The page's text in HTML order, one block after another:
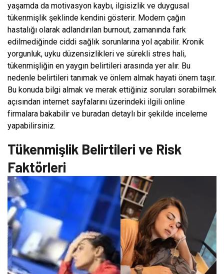
yaşamda da motivasyon kaybı, ilgisizlik ve duygusal
tükenmişlik şeklinde kendini gösterir. Modern çağın
hastalığı olarak adlandırılan burnout, zamanında fark
edilmediğinde ciddi sağlık sorunlarına yol açabilir. Kronik
yorgunluk, uyku düzensizlikleri ve sürekli stres hali,
tükenmişliğin en yaygın belirtileri arasında yer alır. Bu
nedenle belirtileri tanımak ve önlem almak hayati önem taşır.
Bu konuda bilgi almak ve merak ettiğiniz soruları sorabilmek
açısından internet sayfalarını üzerindeki ilgili online
firmalara bakabilir ve buradan detaylı bir şekilde inceleme
yapabilirsiniz.
Tükenmişlik Belirtileri ve Risk
Faktörleri